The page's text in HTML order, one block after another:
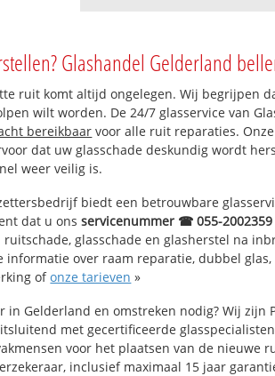
Ugchelen-Zuid
De Heeze
Westenenk
Winkewijert
De Bouwhof
Brouwersmolen-Noord
Holthuizen
Brouwersmolen-Zuid
Wernem
Glashandel Gelderland
ruit komt altijd ongelegen. Wij begrijpen
wilt worden. De 24/7 glasservice van
bereikbaar voor alle ruit reparaties.
dat uw glasschade deskundig wordt
weer veilig is.
biedt een betrouwbare
dat u onsservicenummer ☎ 055-2002359
glasschade en glasherstel na
informatie over raam reparatie, dubbel glas,
ofonze tarieven »
in Gelderland en omstreken nodig? Wij zijn
met gecertificeerde
voor het plaatsen van de nieuwe
inclusief maximaal 15 jaar